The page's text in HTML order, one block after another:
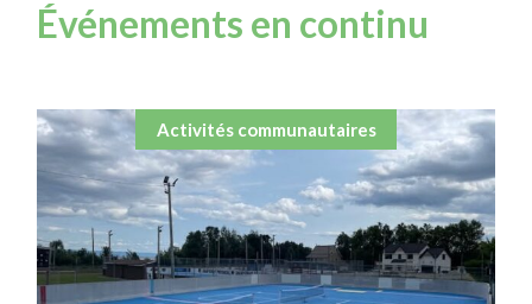
Événements en continu
Activités communautaires